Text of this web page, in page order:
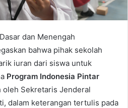
dan Menengah
bahwa pihak sekolah
iuran dari siswa untuk
Program Indonesia Pintar
oleh Sekretaris Jenderal
dalam keterangan tertulis pada